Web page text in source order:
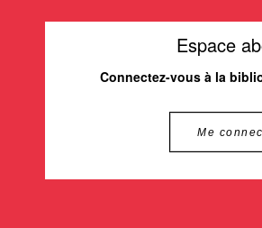
Espace
Connectez-vous à la
Me